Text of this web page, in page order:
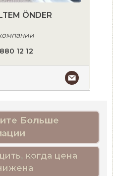
ÖNDER
12 12
Больше
когда цена